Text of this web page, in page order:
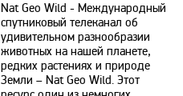
Nat Geo Wild - Международный
спутниковый телеканал об
удивительном разнообразии
животных на нашей планете,
редких растениях и природе
Земли – Nat Geo Wild. Этот